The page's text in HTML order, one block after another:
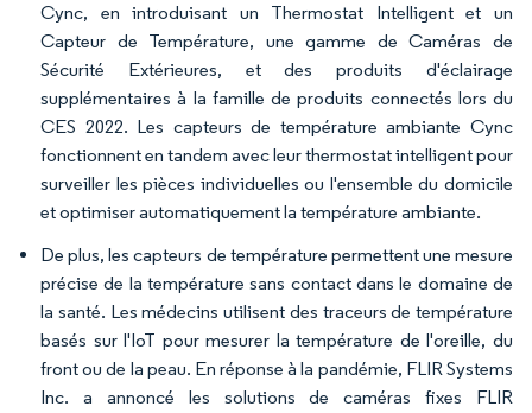
Cync, en introduisant un Thermostat Intelligent et un
Capteur de Température, une gamme de Caméras de
Sécurité Extérieures, et des produits d'éclairage
supplémentaires à la famille de produits connectés lors du
CES 2022. Les capteurs de température ambiante Cync
fonctionnent en tandem avec leur thermostat intelligent pour
surveiller les pièces individuelles ou l'ensemble du domicile
et optimiser automatiquement la température ambiante.
De plus, les capteurs de température permettent une mesure
précise de la température sans contact dans le domaine de
la santé. Les médecins utilisent des traceurs de température
basés sur l'IoT pour mesurer la température de l'oreille, du
front ou de la peau. En réponse à la pandémie, FLIR Systems
Inc. a annoncé les solutions de caméras fixes FLIR